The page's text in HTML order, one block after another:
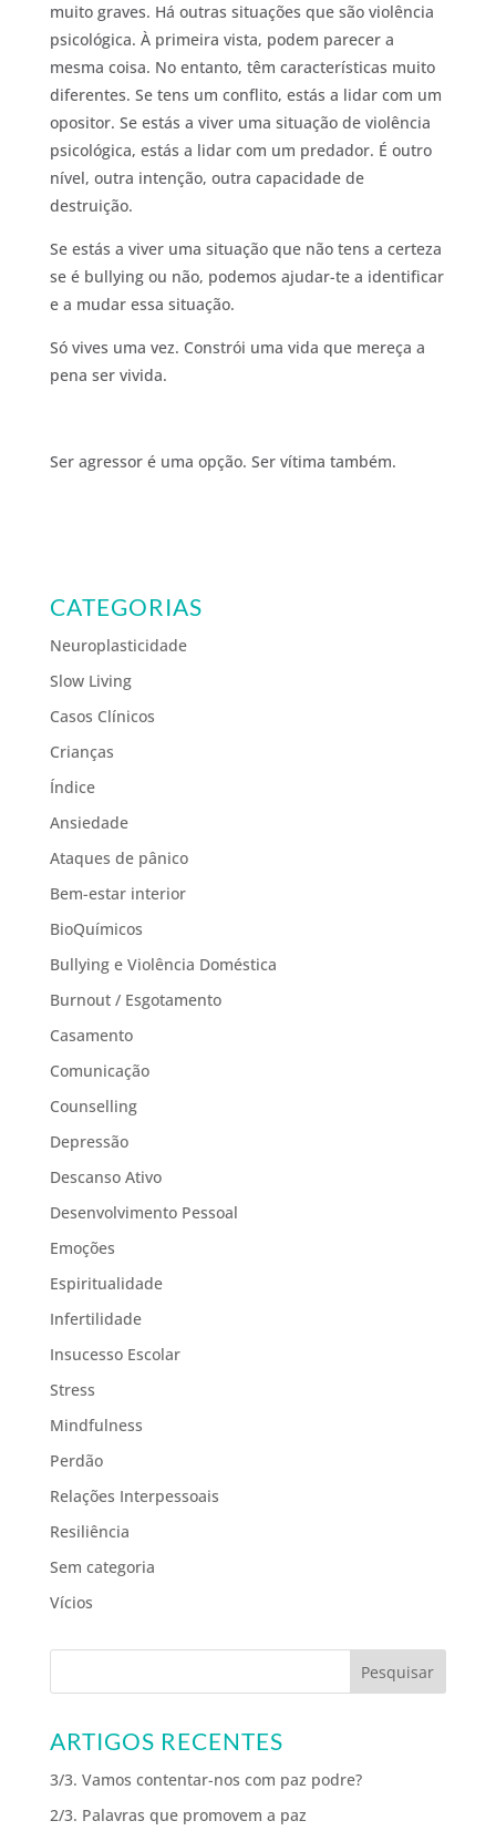
muito graves. Há outras situações que são violência
psicológica. À primeira vista, podem parecer a
mesma coisa. No entanto, têm características muito
diferentes. Se tens um conflito, estás a lidar com um
opositor. Se estás a viver uma situação de violência
psicológica, estás a lidar com um predador. É outro
nível, outra intenção, outra capacidade de
destruição.
Se estás a viver uma situação que não tens a certeza
se é bullying ou não, podemos ajudar-te a identificar
e a mudar essa situação.
Só vives uma vez. Constrói uma vida que mereça a
pena ser vivida.
Ser agressor é uma opção. Ser vítima também.
CATEGORIAS
Neuroplasticidade
Slow Living
Casos Clínicos
Crianças
Índice
Ansiedade
Ataques de pânico
Bem-estar interior
BioQuímicos
Bullying e Violência Doméstica
Burnout / Esgotamento
Casamento
Comunicação
Counselling
Depressão
Descanso Ativo
Desenvolvimento Pessoal
Emoções
Espiritualidade
Infertilidade
Insucesso Escolar
Stress
Mindfulness
Perdão
Relações Interpessoais
Resiliência
Sem categoria
Vícios
ARTIGOS RECENTES
3/3. Vamos contentar-nos com paz podre?
2/3. Palavras que promovem a paz